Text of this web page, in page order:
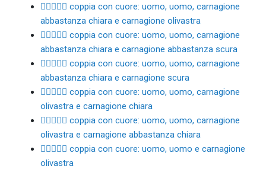
👨🏼‍❤️‍👨🏽 coppia con cuore: uomo, uomo, carnagione
abbastanza chiara e carnagione olivastra
👨🏼‍❤️‍👨🏾 coppia con cuore: uomo, uomo, carnagione
abbastanza chiara e carnagione abbastanza scura
👨🏼‍❤️‍👨🏿 coppia con cuore: uomo, uomo, carnagione
abbastanza chiara e carnagione scura
👨🏽‍❤️‍👨🏻 coppia con cuore: uomo, uomo, carnagione
olivastra e carnagione chiara
👨🏽‍❤️‍👨🏼 coppia con cuore: uomo, uomo, carnagione
olivastra e carnagione abbastanza chiara
👨🏽‍❤️‍👨🏽 coppia con cuore: uomo, uomo e carnagione
olivastra